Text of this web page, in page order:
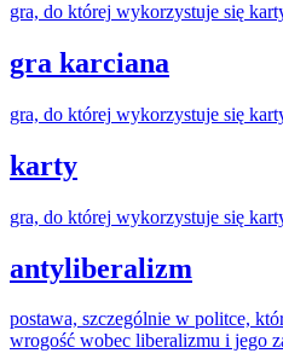
gra, do której wykorzystuje się
gra karciana
gra, do której wykorzystuje się
karty
gra, do której wykorzystuje się
antyliberalizm
postawa, szczególnie w politce,
wrogość wobec liberalizmu i jego